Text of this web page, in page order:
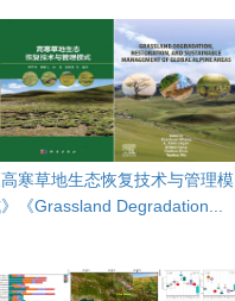
高寒草地生态恢复技术与管理模
《Grassland Degradation...